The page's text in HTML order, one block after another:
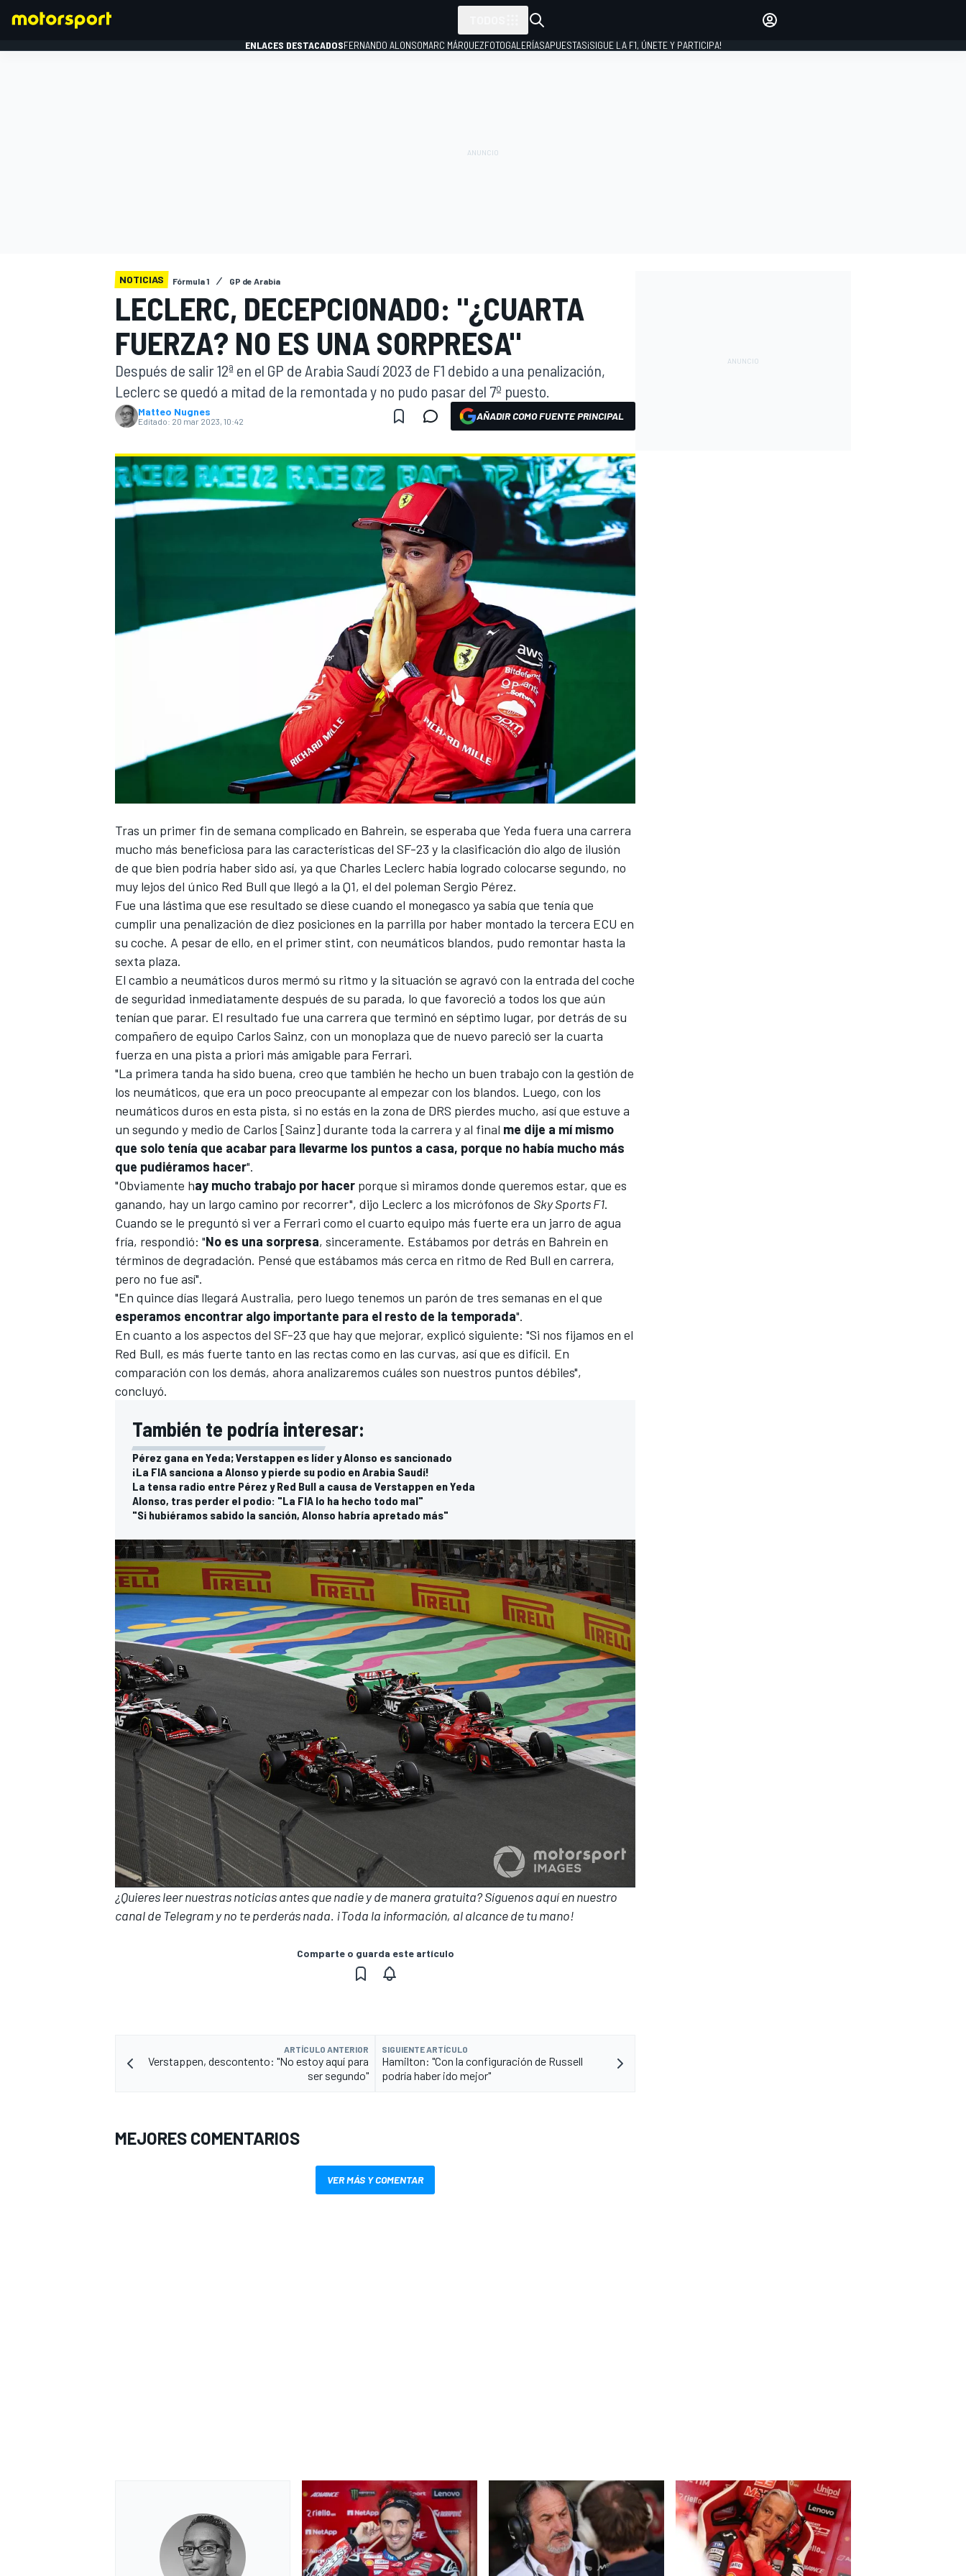
MÁS CATEGORÍAS
ENLACES DESTACADOSFERNANDO ALONSOMARC MÁRQUEZFOTOGALERÍASAPUESTAS¡SIGUE LA F1, ÚNETE Y PARTICIPA!
NOTICIAS Fórmula 1 GP de Arabia
LECLERC, DECEPCIONADO: "¿CUARTA
FUERZA? NO ES UNA SORPRESA"
Después de salir 12ª en el GP de Arabia Saudí 2023 de F1 debido a una penalización,
Leclerc se quedó a mitad de la remontada y no pudo pasar del 7º puesto.
Matteo Nugnes
Editado: 20 mar 2023, 10:42 AÑADIR COMO FUENTE PRINCIPAL
Tras un primer fin de semana complicado en Bahrein, se esperaba que Yeda fuera una carrera
mucho más beneficiosa para las características del SF-23 y la clasificación dio algo de ilusión
de que bien podría haber sido así, ya que Charles Leclerc había logrado colocarse segundo, no
muy lejos del único Red Bull que llegó a la Q1, el del poleman Sergio Pérez.
Fue una lástima que ese resultado se diese cuando el monegasco ya sabía que tenía que
cumplir una penalización de diez posiciones en la parrilla por haber montado la tercera ECU en
su coche. A pesar de ello, en el primer stint, con neumáticos blandos, pudo remontar hasta la
sexta plaza.
El cambio a neumáticos duros mermó su ritmo y la situación se agravó con la entrada del coche
de seguridad inmediatamente después de su parada, lo que favoreció a todos los que aún
tenían que parar. El resultado fue una carrera que terminó en séptimo lugar, por detrás de su
compañero de equipo Carlos Sainz, con un monoplaza que de nuevo pareció ser la cuarta
fuerza en una pista a priori más amigable para Ferrari.
"La primera tanda ha sido buena, creo que también he hecho un buen trabajo con la gestión de
los neumáticos, que era un poco preocupante al empezar con los blandos. Luego, con los
neumáticos duros en esta pista, si no estás en la zona de DRS pierdes mucho, así que estuve a
un segundo y medio de Carlos [Sainz] durante toda la carrera y al final me dije a mí mismo
que solo tenía que acabar para llevarme los puntos a casa, porque no había mucho más
que pudiéramos hacer".
"Obviamente hay mucho trabajo por hacer porque si miramos donde queremos estar, que es
ganando, hay un largo camino por recorrer", dijo Leclerc a los micrófonos de Sky Sports F1.
Cuando se le preguntó si ver a Ferrari como el cuarto equipo más fuerte era un jarro de agua
fría, respondió: "No es una sorpresa, sinceramente. Estábamos por detrás en Bahrein en
términos de degradación. Pensé que estábamos más cerca en ritmo de Red Bull en carrera,
pero no fue así".
"En quince días llegará Australia, pero luego tenemos un parón de tres semanas en el que
esperamos encontrar algo importante para el resto de la temporada".
En cuanto a los aspectos del SF-23 que hay que mejorar, explicó siguiente: "Si nos fijamos en el
Red Bull, es más fuerte tanto en las rectas como en las curvas, así que es difícil. En
comparación con los demás, ahora analizaremos cuáles son nuestros puntos débiles",
concluyó.
También te podría interesar:
Pérez gana en Yeda; Verstappen es líder y Alonso es sancionado
¡La FIA sanciona a Alonso y pierde su podio en Arabia Saudí!
La tensa radio entre Pérez y Red Bull a causa de Verstappen en Yeda
Alonso, tras perder el podio: "La FIA lo ha hecho todo mal"
"Si hubiéramos sabido la sanción, Alonso habría apretado más"
¿Quieres leer nuestras noticias antes que nadie y de manera gratuita? Síguenosaquí en nuestro
canal de Telegramy no te perderás nada. ¡Toda la información, al alcance de tu mano!
Comparte o guarda este artículo
ARTÍCULO ANTERIOR
Verstappen, descontento: "No estoy aquí para
ser segundo"
SIGUIENTE ARTÍCULO
Hamilton: "Con la configuración de Russell
podría haber ido mejor"
MEJORES COMENTARIOS
VER MÁS Y COMENTAR